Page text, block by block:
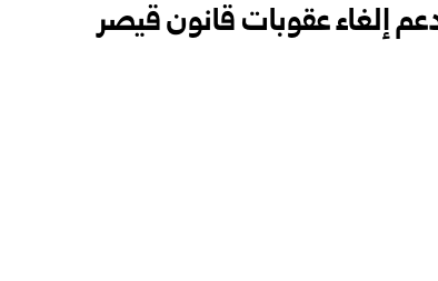
إلغاء عقوبات قانون قيصر